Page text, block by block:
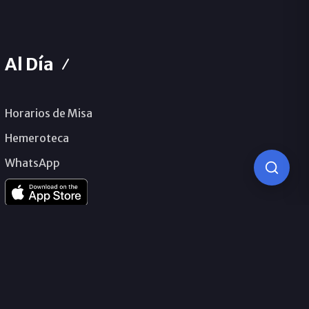
Al Día
Horarios de Misa
Hemeroteca
WhatsApp